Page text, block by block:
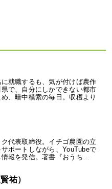
就職するも、気が付けば農作
で、自分にしかできない都市
、暗中模索の毎日。収穫より
代表取締役。イチゴ農園の立
ポートしながら、YouTubeで
報を発信。著書『おうち…
祐）